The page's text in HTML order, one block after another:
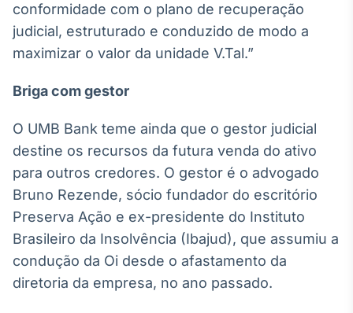
conformidade com o plano de recuperação
judicial, estruturado e conduzido de modo a
maximizar o valor da unidade V.Tal.”
Briga com gestor
O UMB Bank teme ainda que o gestor judicial
destine os recursos da futura venda do ativo
para outros credores. O gestor é o advogado
Bruno Rezende, sócio fundador do escritório
Preserva Ação e ex-presidente do Instituto
Brasileiro da Insolvência (Ibajud), que assumiu a
condução da Oi desde o afastamento da
diretoria da empresa, no ano passado.